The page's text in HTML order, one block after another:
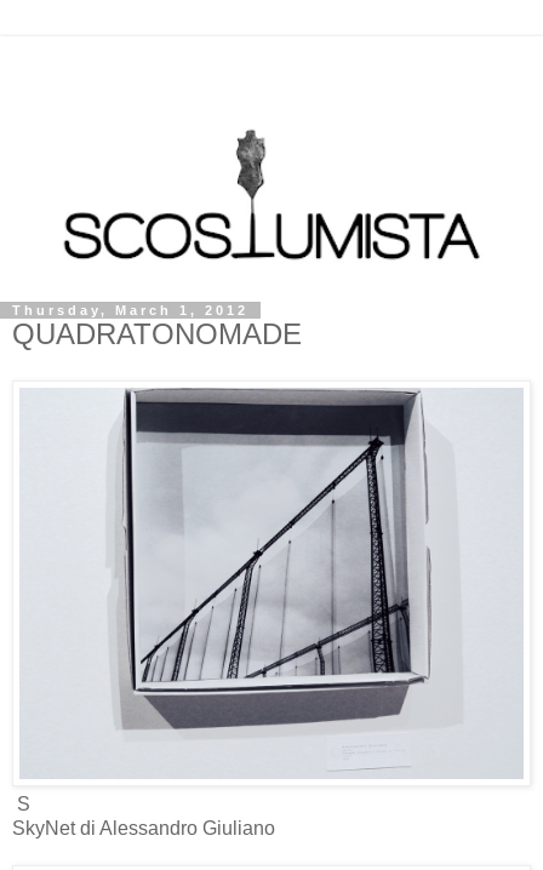
Thursday, March 1, 2012
QUADRATONOMADE
S
SkyNet di Alessandro Giuliano